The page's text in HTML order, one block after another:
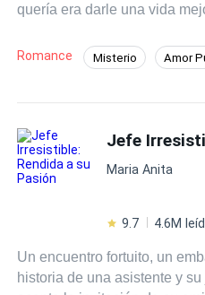
quería era darle una vida
casarse, transformándose
Aurora, que era una hija
huir de casa para no ser
su búsqueda de un lugar
encontrando a un hombre
Romance Misterio Amor
Maria Anita
9.7 4.6M
Un encuentro fortuito, un
historia de una asistente y su jefe. Catarina